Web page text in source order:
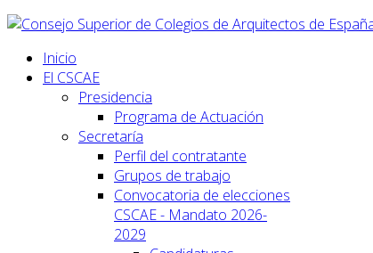
Inicio
El CSCAE
Presidencia
Programa de Actuación
Secretaría
Perfil del contratante
Grupos de trabajo
Convocatoria de elecciones
CSCAE - Mandato 2026-
2029